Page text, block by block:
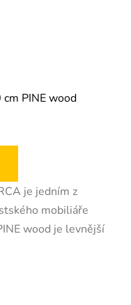
PINE wood
je jedním z
mobiliáře
wood je levnější